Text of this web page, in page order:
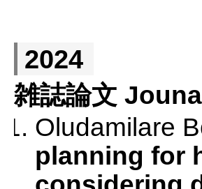
2024
雑誌論文
Oludamilare
planning for